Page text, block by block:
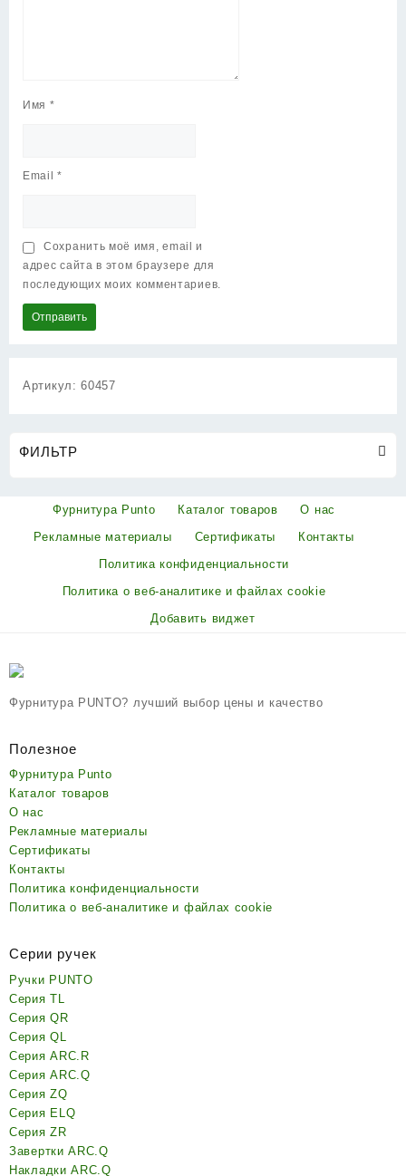
Имя *
Email*
Сохранить моё имя, email и
адрес сайта в этом браузере для
последующих моих комментариев.
Артикул:60457
ФИЛЬТР
Фурнитура Punto Каталог товаров
О нас
Рекламные материалы
Сертификаты
Контакты
Политика конфиденциальности
Политика о веб-аналитике и файлах cookie
Добавить виджет
Фурнитура PUNTO? лучший выбор цены и качество
Полезное
Фурнитура Punto
Каталог товаров
О нас
Рекламные материалы
Сертификаты
Контакты
Политика конфиденциальности
Политика о веб-аналитике и файлах cookie
Серии ручек
Ручки PUNTO
Серия TL
Серия QR
Серия QL
Серия ARC.R
Серия ARC.Q
Серия ZQ
Серия ELQ
Серия ZR
Завертки ARC.Q
Накладки ARC.Q